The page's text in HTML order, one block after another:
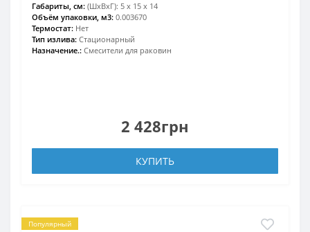
Габариты, см: (ШхВхГ): 5 х 15 х 14
Объём упаковки, м3: 0.003670
Термостат: Нет
Тип излива: Стационарный
Назначение.: Смесители для раковин
2 428грн
КУПИТЬ
Популярный